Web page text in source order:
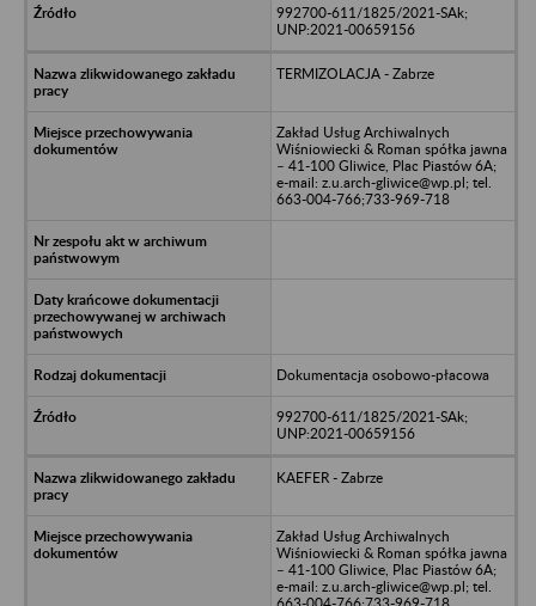
992700-611/1825/2021-SAk;
UNP:2021-00659156
TERMIZOLACJA - Zabrze
Zakład Usług Archiwalnych
Wiśniowiecki & Roman spółka jawna
– 41-100 Gliwice, Plac Piastów 6A;
e-mail: z.u.arch-gliwice@wp.pl; tel.
663-004-766;733-969-718
Dokumentacja osobowo-płacowa
992700-611/1825/2021-SAk;
UNP:2021-00659156
KAEFER - Zabrze
Zakład Usług Archiwalnych
Wiśniowiecki & Roman spółka jawna
– 41-100 Gliwice, Plac Piastów 6A;
e-mail: z.u.arch-gliwice@wp.pl; tel.